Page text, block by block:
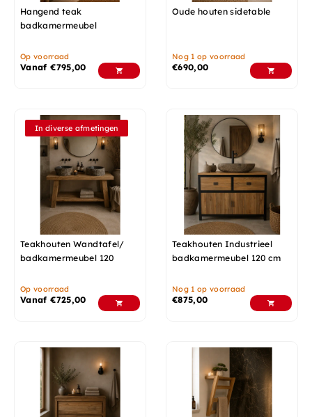
Hangend teak
badkamermeubel
Op voorraad
Vanaf€795,00
Oude houten sidetable
Nog 1 op voorraad
€690,00
In diverse afmetingen
Teakhouten Wandtafel/
badkamermeubel 120
Op voorraad
Vanaf€725,00
Teakhouten Industrieel
badkamermeubel 120 cm
Nog 1 op voorraad
€875,00